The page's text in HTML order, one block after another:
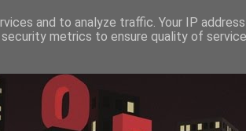
and to analyze traffic. Your IP
metrics to ensure quality of